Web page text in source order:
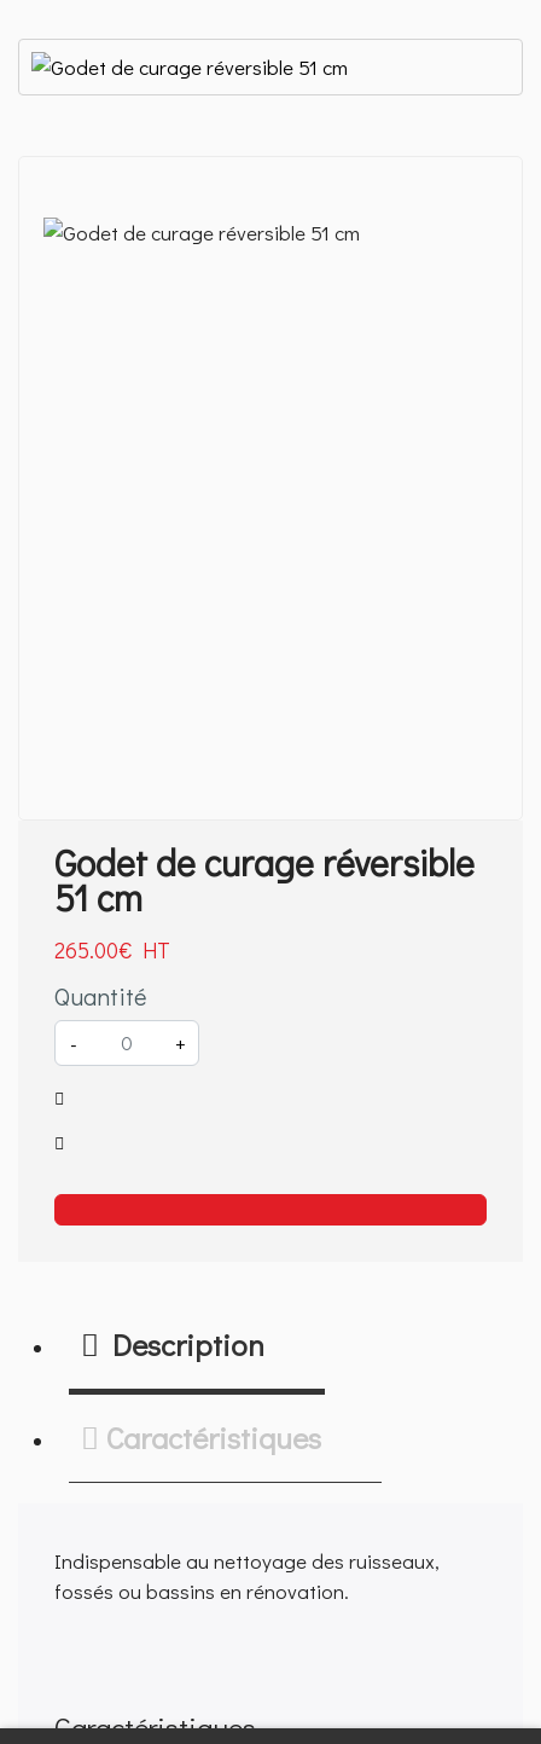
Godet de curage réversible
51 cm
265.00€
Quantité
- +
Description
Caractéristiques
Indispensable au nettoyage des ruisseaux,
fossés ou bassins en rénovation.
Caractéristiques